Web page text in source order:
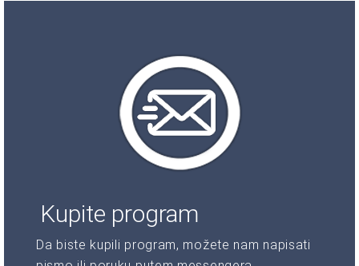
Kupite program
Da biste kupili program, možete nam napisati